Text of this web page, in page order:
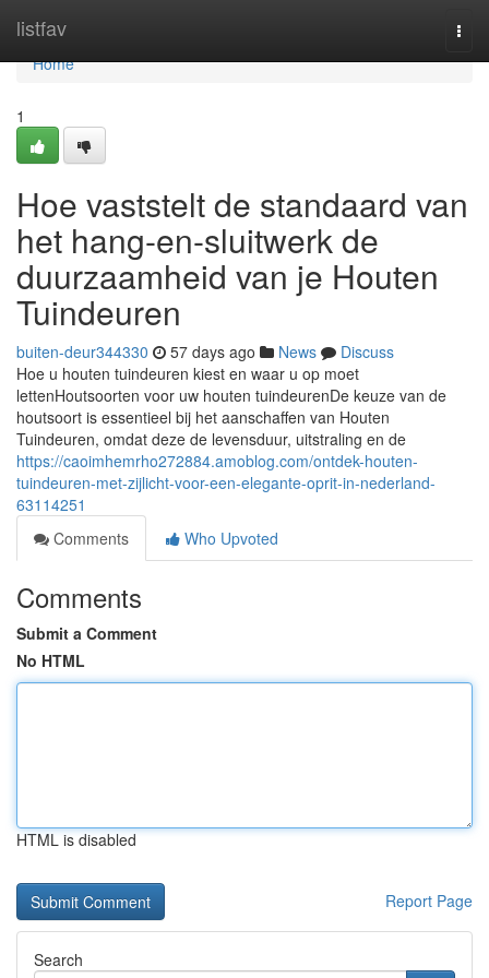
listfav
Home
Home
1
Hoe vaststelt de standaard van
het hang-en-sluitwerk de
duurzaamheid van je Houten
Tuindeuren
buiten-deur344330 57 days ago News
Discuss
Hoe u houten tuindeuren kiest en waar u op moet
lettenHoutsoorten voor uw houten tuindeurenDe keuze van de
houtsoort is essentieel bij het aanschaffen van Houten
Tuindeuren, omdat deze de levensduur, uitstraling en de
https://caoimhemrho272884.amoblog.com/ontdek-houten-
tuindeuren-met-zijlicht-voor-een-elegante-oprit-in-nederland-
63114251
Comments
Who Upvoted
Comments
Submit a Comment
No HTML
HTML is disabled
Report Page
Search